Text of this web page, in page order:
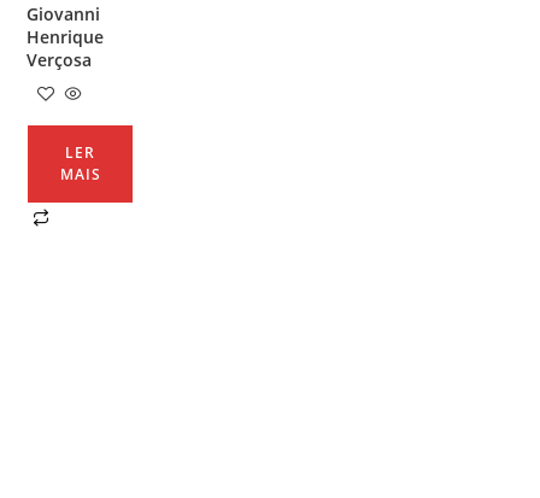
Giovanni
Henrique
Verçosa
LER
MAIS